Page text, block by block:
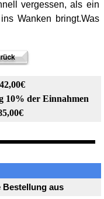
vergessen, als ein
Wanken bringt.Was
10% der Einnahmen
Bestellung aus